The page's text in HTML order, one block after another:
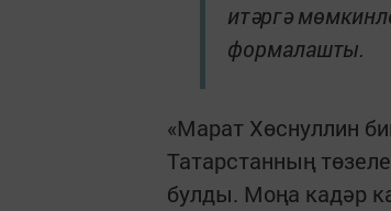
итәргә
формалашты.
«Марат Хөснуллин
Татарстанның
булды. Моңа кадәр